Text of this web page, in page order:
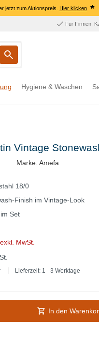
jetzt zum Aktionspreis.Hier klicken *
Für Firmen:
Hygiene & Waschen
Vintage
Marke: Amefa
18/0
Finish im Vintage-Look
Set
exkl. MwSt.
Lieferzeit: 1 - 3 Werktage
In den